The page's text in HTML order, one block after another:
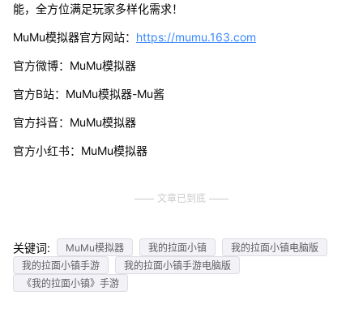
能，全方位满足玩家多样化需求！
MuMu模拟器官方网站： https://mumu.163.com
官方微博：MuMu模拟器
官方B站：MuMu模拟器-Mu酱
官方抖音：MuMu模拟器
官方小红书：MuMu模拟器
文章已到底
关键词: MuMu模拟器 我的拉面小镇
我的拉面小镇电脑版
我的拉面小镇手游
我的拉面小镇手游电脑版
《我的拉面小镇》手游